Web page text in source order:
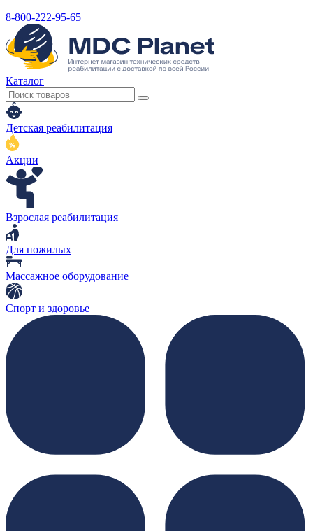
8-800-222-95-65
Каталог
Детская реабилитация
Акции
Взрослая реабилитация
Для пожилых
Массажное оборудование
Спорт и здоровье